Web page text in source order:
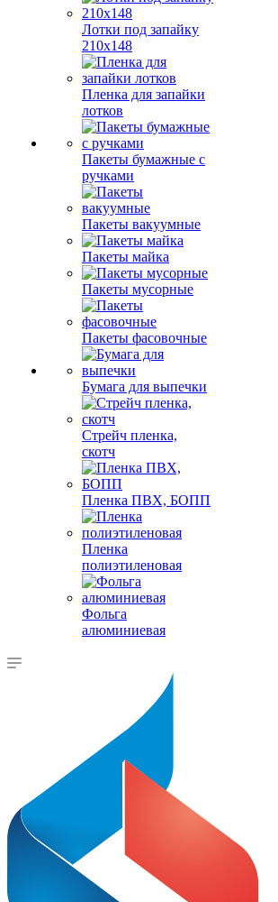
Лотки под запайку
210х148
Пленка для запайки
лотков
Пакеты бумажные с
ручками
Пакеты вакуумные
Пакеты майка
Пакеты мусорные
Пакеты фасовочные
Бумага для выпечки
Стрейч пленка,
скотч
Пленка ПВХ, БОПП
Пленка
полиэтиленовая
Фольга
алюминиевая